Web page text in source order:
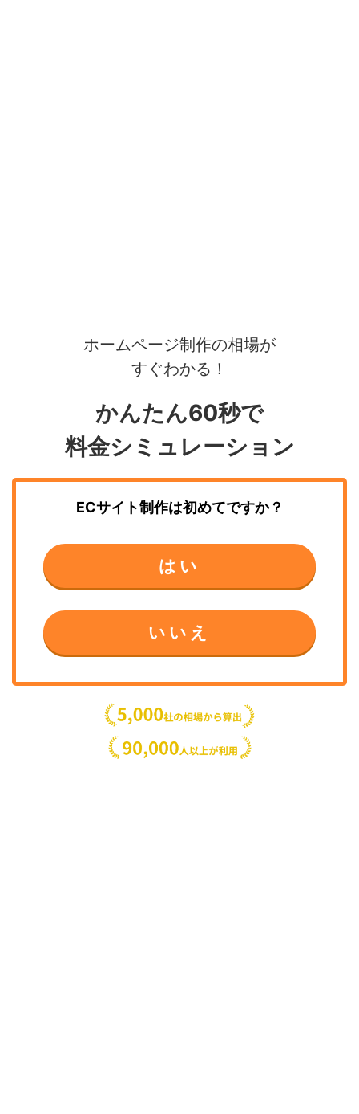
ホームページ制作の相場が
すぐわかる！
かんたん60秒で
料金シミュレーション
ECサイト制作は初めてですか？
はい
いいえ